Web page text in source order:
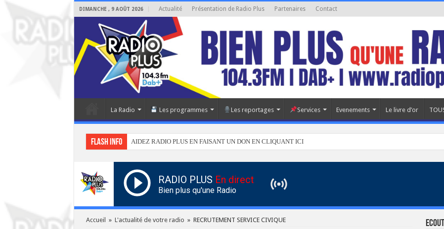
DIMANCHE , 9 AOÛT 2026 Actualité Présentation de Radio Plus Partenaires Contact
La Radio Les programmes Les reportages Services Evenements Le livre d’or
Flash info AIDEZ RADIO PLUS EN FAISANT UN DON EN CLIQUANT ICI
RADIO PLUS En direct
Bien plus qu'une Radio
Accueil » L'actualité de votre radio » RECRUTEMENT SERVICE CIVIQUE